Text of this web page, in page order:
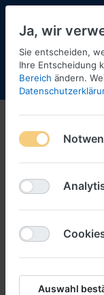
Menü
2025
1-12 von 16
Filtern
Ja, wir
Sie entscheiden,
Ihre Entscheidung
Bereich ändern.
Auswahl